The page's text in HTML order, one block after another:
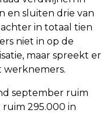
en sluiten drie van
in totaal tien
niet in op de
maar spreekt er
werknemers.
september ruim
295.000 in